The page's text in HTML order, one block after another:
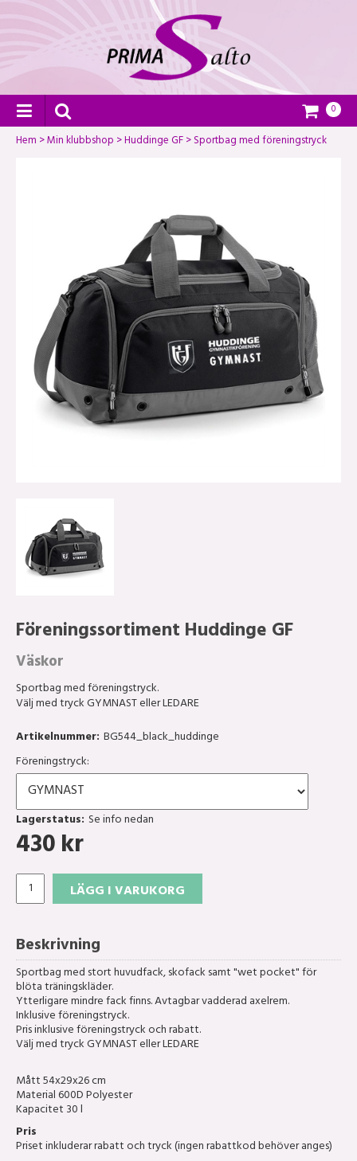
0
Hem >Min klubbshop >Huddinge GF>Sportbag med föreningstryck
Föreningssortiment Huddinge GF
Väskor
Sportbag med föreningstryck.
Välj med tryck GYMNAST eller LEDARE
Artikelnummer: BG544_black_huddinge
Föreningstryck:
Lagerstatus: Se info nedan
430kr
LÄGG I VARUKORG
Beskrivning
Sportbag med stort huvudfack, skofack samt "wet pocket" för
blöta träningskläder.
Ytterligare mindre fack finns. Avtagbar vadderad axelrem.
Inklusive föreningstryck.
Pris inklusive föreningstryck och rabatt.
Välj med tryck GYMNAST eller LEDARE
Mått 54x29x26 cm
Material 600D Polyester
Kapacitet 30 l
Pris
Priset inkluderar rabatt och tryck (ingen rabattkod behöver anges)